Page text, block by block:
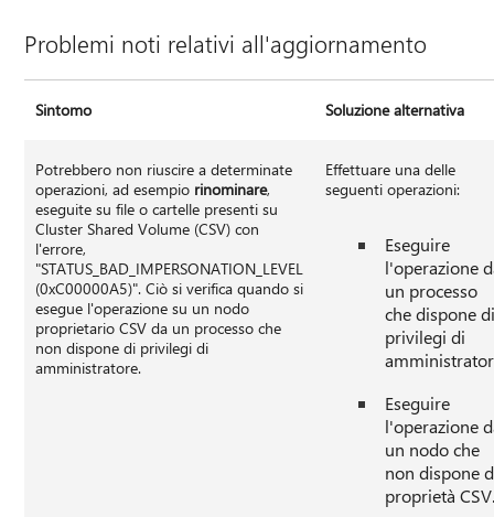
Problemi noti relativi all'aggiornamento
Sintomo Soluzione alternativa
Potrebbero non riuscire a determinate
operazioni, ad esempio rinominare,
eseguite su file o cartelle presenti su
Cluster Shared Volume (CSV) con
l'errore,
"STATUS_BAD_IMPERSONATION_LEVEL
(0xC00000A5)". Ciò si verifica quando si
esegue l'operazione su un nodo
proprietario CSV da un processo che
non dispone di privilegi di
amministratore.
Effettuare una delle
seguenti operazioni:
Eseguire
l'operazione
un processo
che dispone
privilegi di
Eseguire
l'operazione
un nodo che
non dispone
proprietà